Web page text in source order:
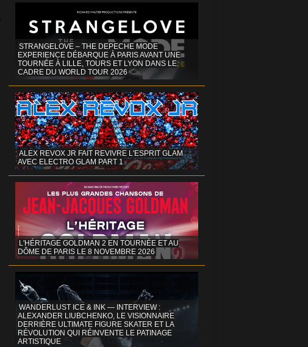
STRANGELOVE – THE DEPECHE MODE
EXPERIENCE DÉBARQUE À PARIS AVANT UNE
TOURNÉE À LILLE, TOURS ET LYON DANS LE
CADRE DU WORLD TOUR 2026
ALEX REVOX JR FAIT REVIVRE L'ESPRIT GLAM
AVEC ELECTRO GLAM PART 1
L'HÉRITAGE GOLDMAN 2 EN TOURNÉE ET AU
DÔME DE PARIS LE 8 NOVEMBRE 2026
WANDERLUST ICE & INK — INTERVIEW :
ALEXANDER LIUBCHENKO, LE VISIONNAIRE
DERRIÈRE ULTIMATE FIGURE SKATER ET LA
RÉVOLUTION QUI RÉINVENTE LE PATINAGE
ARTISTIQUE